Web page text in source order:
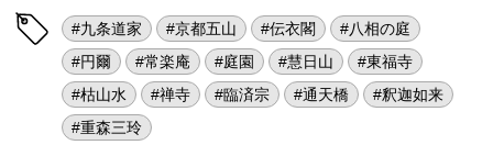
#九条道家 #京都五山 #伝衣閣
#八相の庭
#円爾
#常楽庵 #庭園 #慧日山
#東福寺
#枯山水
#禅寺 #臨済宗 #通天橋
#釈迦如来
#重森三玲